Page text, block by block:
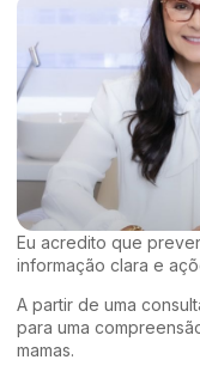
Eu acredito que
informação clara e
A partir de uma
para uma
mamas.